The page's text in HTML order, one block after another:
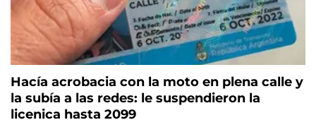
Hacía acrobacia con la moto en plena calle y
la subía a las redes: le suspendieron la
licenica hasta 2099